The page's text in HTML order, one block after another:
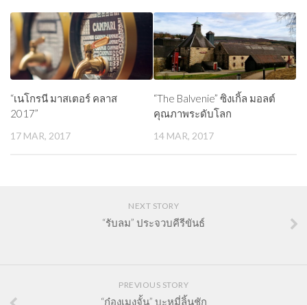
“เนโกรนี มาสเตอร์ คลาส
2017”
17 MAR, 2017
“The Balvenie” ซิงเกิ้ล มอลต์
คุณภาพระดับโลก
14 MAR, 2017
NEXT STORY
“รับลม” ประจวบคีรีขันธ์
PREVIOUS STORY
“ก๋องเมงจั้น” บะหมี่ลิ้นชัก